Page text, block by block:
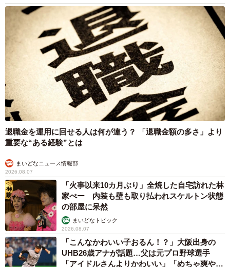
退職金を運用に回せる人は何が違う？ 「退職金額の多さ」より
重要な“ある経験”とは
まいどなニュース情報部
2026.08.07
「火事以来10カ月ぶり」全焼した自宅訪れた林
家ぺー 内装も壁も取り払われスケルトン状態
の部屋に呆然
まいどなトピック
2026.08.07
「こんなかわいい子おるん！？」大阪出身の
UHB26歳アナが話題…父は元プロ野球選手
「アイドルさんよりかわいい」「めちゃ爽や